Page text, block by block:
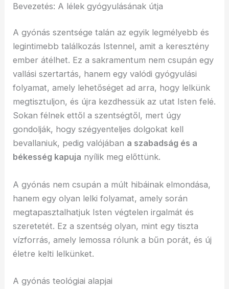
Bevezetés: A lélek gyógyulásának útja
A gyónás szentsége talán az egyik legmélyebb és
legintimebb találkozás Istennel, amit a keresztény
ember átélhet. Ez a sakramentum nem csupán egy
vallási szertartás, hanem egy valódi gyógyulási
folyamat, amely lehetőséget ad arra, hogy lelkünk
megtisztuljon, és újra kezdhessük az utat Isten felé.
Sokan félnek ettől a szentségtől, mert úgy
gondolják, hogy szégyenteljes dolgokat kell
bevallaniuk, pedig valójában a szabadság és a
békesség kapuja nyílik meg előttünk.
A gyónás nem csupán a múlt hibáinak elmondása,
hanem egy olyan lelki folyamat, amely során
megtapasztalhatjuk Isten végtelen irgalmát és
szeretetét. Ez a szentség olyan, mint egy tiszta
vízforrás, amely lemossa rólunk a bűn porát, és új
életre kelti lelkünket.
A gyónás teológiai alapjai